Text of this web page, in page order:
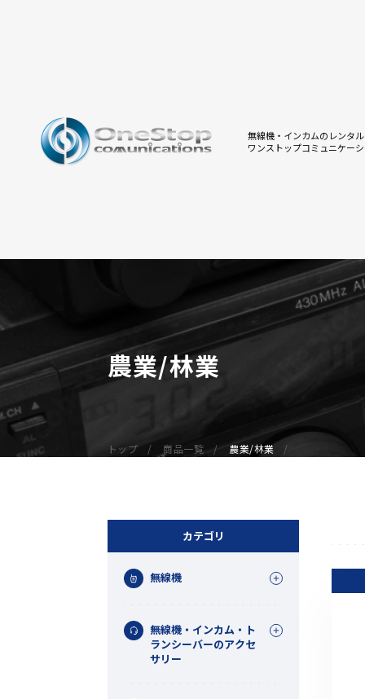
無線機・インカムのレンタ
ワンストップコミュニケー
無線機
デジタル無線機（登録局）
デジタル無線機（免許局）
受信機（レシーバー）
アマチュア無線機
ガイドラジオ（ガイドシステム）
ネットワークシステム対応商品
農業/林業
トップ 商品一覧 農業/林業
カテゴリ
無線機
無線機・インカム・ト
ランシーバーのアクセ
サリー